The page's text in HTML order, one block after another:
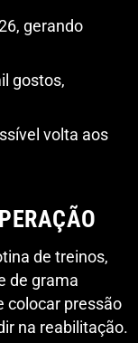
gerando
gostos,
volta aos
de treinos,
de grama
colocar pressão
na reabilitação.